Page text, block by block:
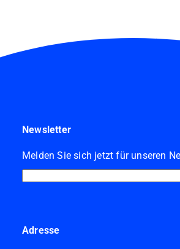
Newsletter
Melden Sie sich jetzt für unseren
Adresse